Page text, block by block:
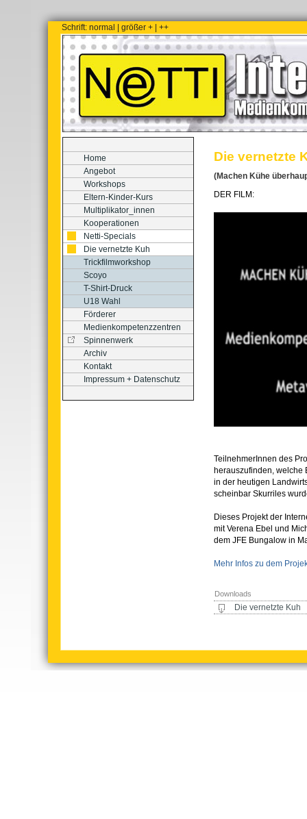
Home
Angebot
Workshops
Eltern-Kinder-Kurs
Multiplikator_innen
Kooperationen
Netti-Specials
Die vernetzte Kuh
Trickfilmworkshop
Scoyo
T-Shirt-Druck
U18 Wahl
Förderer
Medienkompetenzzentren
Spinnenwerk
Archiv
Kontakt
Impressum + Datenschutz
Die vernetzte
(Machen Kühe
DER FILM:
TeilnehmerInnen des
herauszufinden, welche
in der heutigen
scheinbar Skurriles
Dieses Projekt der
mit Verena Ebel und
dem JFE Bungalow in
Mehr Infos zu dem
Downloads
Die vernetzte Kuh
Schrift: normal größer + ++